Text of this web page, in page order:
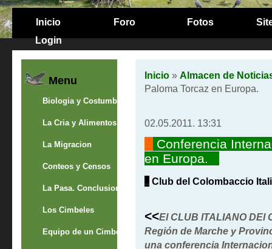
Inicio Foro Fotos
Login
Menu
Biologia y Costumbres
La Cria y Alimentos
La Migracion
Conteos y Censos
La Pasa. Conclusion
Los Cimbeles
Equipo de un Cimbelero
Inicio» Almacen de
Paloma Torcaz en Europa.
02.05.2011. 13:31
Conferencia
en Europa.
.. Club del Colombaccio
<<El CLUB ITALIANO DEl
Región de Marche y
una conferencia